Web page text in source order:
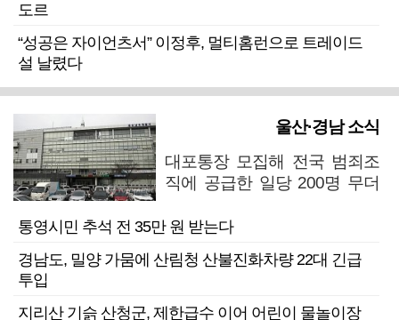
도르
“성공은 자이언츠서” 이정후, 멀티홈런으로 트레이드
설 날렸다
울산·경남 소식
대포통장 모집해 전국 범죄조
직에 공급한 일당 200명 무더
통영시민 추석 전 35만 원 받는다
경남도, 밀양 가뭄에 산림청 산불진화차량 22대 긴급
투입
지리산 기슭 산청군, 제한급수 이어 어린이 물놀이장